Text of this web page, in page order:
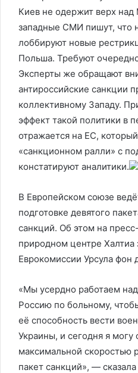
Киев не одержит верх
западные СМИ пишут, что
лоббируют новые
Польша. Требуют
Эксперты же обращают
антироссийские санкции
коллективному Западу.
эффект такой политики в
отражается на ЕС,
«санкционном ралли» с
констатируют аналитики.
В Европейском союзе
подготовке девятого
санкций. Об этом на
природном центре Халтиа
Еврокомиссии Урсула фон
«Мы усердно работаем
Россию по больному,
её способность вести
Украины, и сегодня я могу
максимальной скоростью
пакет санкций», — сказала